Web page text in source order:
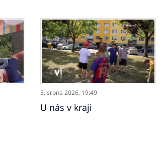
5. srpna 2026, 19:49
U nás v kraji